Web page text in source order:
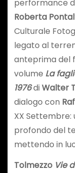
performance
Roberta
Culturale
legato al
anteprima del
volume La
1976diWalter
dialogo con
XX Settembre:
profondo del
mettendo in
Tolmezzo Vie